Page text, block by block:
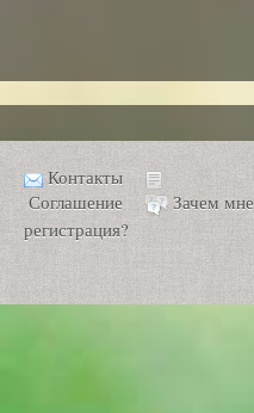
Контакты
Соглашение
Зачем мне
регистрация?